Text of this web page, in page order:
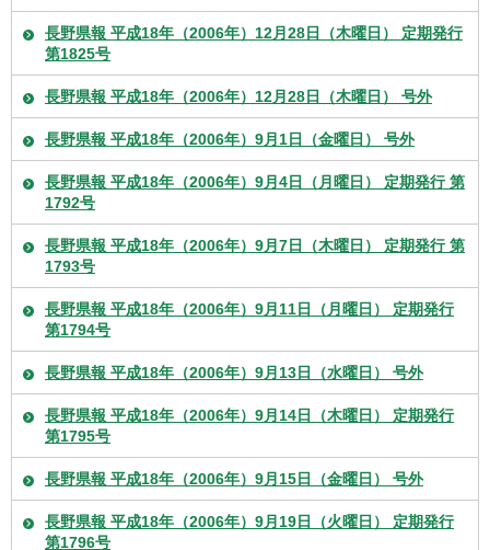
長野県報 平成18年（2006年）12月28日（木曜日） 定期発行
第1825号
長野県報 平成18年（2006年）12月28日（木曜日） 号外
長野県報 平成18年（2006年）9月1日（金曜日） 号外
長野県報 平成18年（2006年）9月4日（月曜日） 定期発行 第
1792号
長野県報 平成18年（2006年）9月7日（木曜日） 定期発行 第
1793号
長野県報 平成18年（2006年）9月11日（月曜日） 定期発行
第1794号
長野県報 平成18年（2006年）9月13日（水曜日） 号外
長野県報 平成18年（2006年）9月14日（木曜日） 定期発行
第1795号
長野県報 平成18年（2006年）9月15日（金曜日） 号外
長野県報 平成18年（2006年）9月19日（火曜日） 定期発行
第1796号